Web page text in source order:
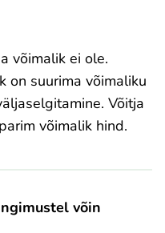
võimalik ei ole.
on suurima võimaliku
Võitja
võimalik hind.
võin